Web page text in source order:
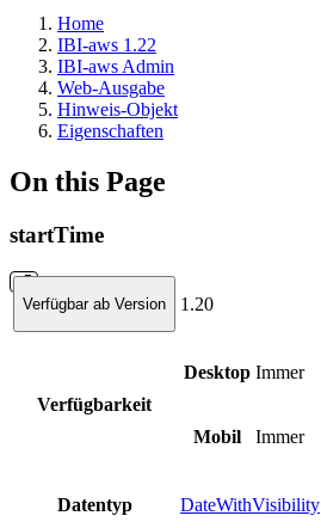
Home
IBI-aws 1.22
IBI-aws Admin
Web-Ausgabe
Hinweis-Objekt
Eigenschaften
On this Page
startTime
Verfügbar ab Version 1.20
Verfügbarkeit
Desktop Immer
Mobil Immer
Datentyp DateWithVisibility